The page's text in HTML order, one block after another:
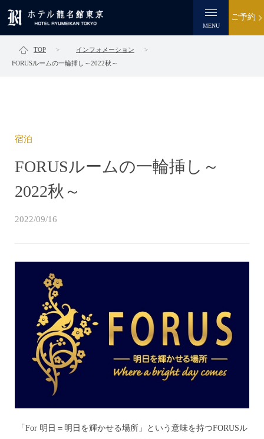
MENU
ご予約
TOP
インフォメーション
FORUSルームの一輪挿し～2022秋～
宿泊
FORUSルームの一輪挿し～
2022秋～
2022/09/16
「For 明日＝明日を輝かせる場所」という意味を持つFORUSル